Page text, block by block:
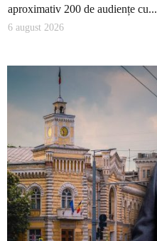
aproximativ 200 de audiențe cu...
6 august 2026